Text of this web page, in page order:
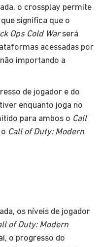
o crossplay permite
significa que o
Ops Cold Warserá
acessadas por
importando a
de jogador e do
enquanto joga no
para ambos o Call
Call of Duty: Modern
os níveis de jogador
of Duty: Modern
o progresso do